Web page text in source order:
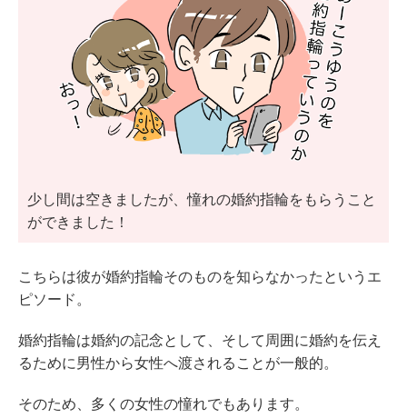
少し間は空きましたが、憧れの婚約指輪をもらうこと
ができました！
こちらは彼が婚約指輪そのものを知らなかったというエ
ピソード。
婚約指輪は婚約の記念として、そして周囲に婚約を伝え
るために男性から女性へ渡されることが一般的。
そのため、多くの女性の憧れでもあります。